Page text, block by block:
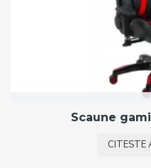
Scaune
CITESTE